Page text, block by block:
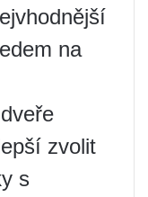
na
zvolit
s